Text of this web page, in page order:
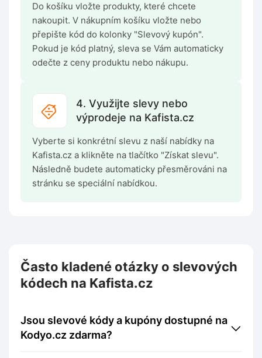
Do košíku vložte produkty, které chcete
nakoupit. V nákupním košíku vložte nebo
přepište kód do kolonky "Slevový kupón".
Pokud je kód platný, sleva se Vám automaticky
odečte z ceny produktu nebo nákupu.
4. Využijte slevy nebo
výprodeje na Kafista.cz
Vyberte si konkrétní slevu z naší nabídky na
Kafista.cz a klikněte na tlačítko "Získat slevu".
Následně budete automaticky přesměrováni na
stránku se speciální nabídkou.
Často kladené otázky o slevových
kódech na Kafista.cz
Jsou slevové kódy a kupóny dostupné na
Kodyo.cz zdarma?